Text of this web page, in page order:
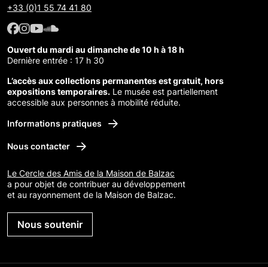
+33 (0)1 55 74 41 80
Facebook : Maison de Balzac
Facebook : Maison de Balzac
Youtube : Maison de Balzac
SoundCloud : Maison de Balzac
Ouvert du mardi au dimanche de 10 h à 18 h
Dernière entrée : 17 h 30
L’accès aux collections permanentes est gratuit, hors
expositions temporaires. Le musée est partiellement
accessible aux personnes à mobilité réduite.
Informations pratiques
Nous contacter
Le Cercle des Amis de la Maison de Balzac
a pour objet de contribuer au développement
et au rayonnement de la Maison de Balzac.
Nous soutenir